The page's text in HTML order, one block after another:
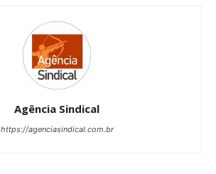
Agência Sindical
https://agenciasindical.com.br